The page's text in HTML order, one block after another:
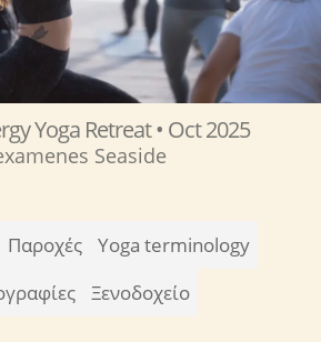
Yoga Retreat• Oct 2025
Seaside
Παροχές
Yoga terminology
Ξενοδοχείο